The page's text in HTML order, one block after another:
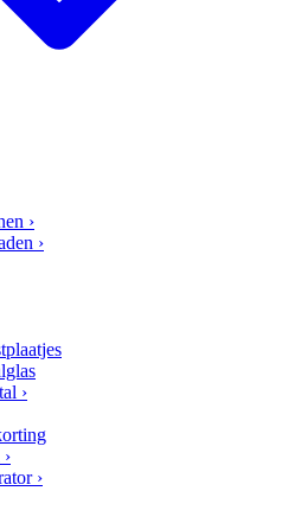
›
›
›
›
›